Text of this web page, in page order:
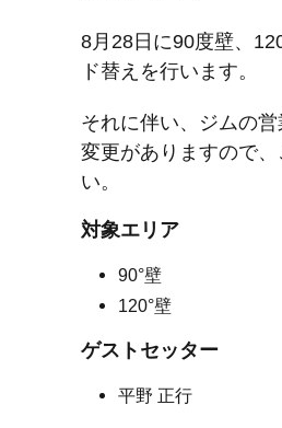
8月28日に90度壁、
ド替えを行います。
それに伴い、ジムの
変更がありますので、
い。
対象エリア
90°壁
120°壁
ゲストセッター
平野 正行